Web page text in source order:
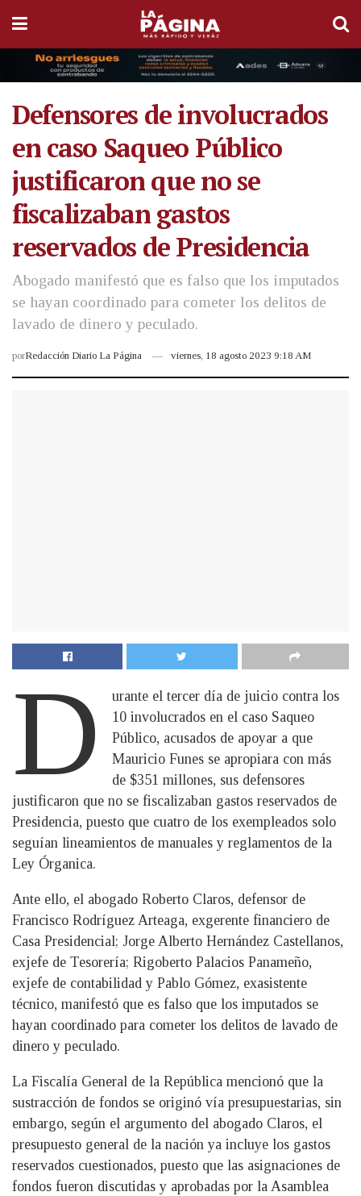
Defensores de involucrados
en caso Saqueo Público
justificaron que no se
fiscalizaban gastos
reservados de Presidencia
Abogado manifestó que es falso que los imputados
se hayan coordinado para cometer los delitos de
lavado de dinero y peculado.
porRedacción Diario La Página viernes, 18 agosto 2023 9:18 AM
D
urante el tercer día de juicio contra los
10 involucrados en el caso Saqueo
Público, acusados de apoyar a que
Mauricio Funes se apropiara con más
de $351 millones, sus defensores
justificaron que no se fiscalizaban gastos reservados de
Presidencia, puesto que cuatro de los exempleados solo
seguían lineamientos de manuales y reglamentos de la
Ley Órganica.
Ante ello, el abogado Roberto Claros, defensor de
Francisco Rodríguez Arteaga, exgerente financiero de
Casa Presidencial; Jorge Alberto Hernández Castellanos,
exjefe de Tesorería; Rigoberto Palacios Panameño,
exjefe de contabilidad y Pablo Gómez, exasistente
técnico, manifestó que es falso que los imputados se
hayan coordinado para cometer los delitos de lavado de
dinero y peculado.
La Fiscalía General de la República mencionó que la
sustracción de fondos se originó vía presupuestarias, sin
embargo, según el argumento del abogado Claros, el
presupuesto general de la nación ya incluye los gastos
reservados cuestionados, puesto que las asignaciones de
fondos fueron discutidas y aprobadas por la Asamblea